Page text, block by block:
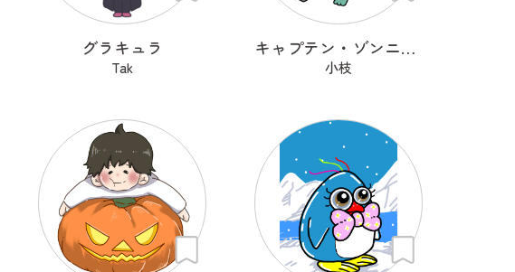
グラキュラ
Tak
キャプテン・ゾンニャック
小枝